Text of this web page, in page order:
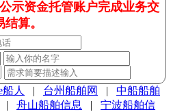
示资金托管账户完成业务交
结算。
船人 | 台州船舶网 | 中船船舶
| 舟山船舶信息 | 宁波船舶信